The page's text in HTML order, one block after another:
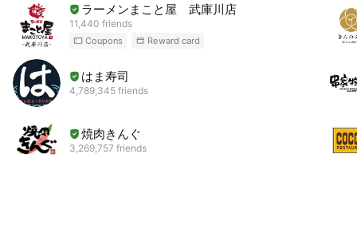
ラーメンまこと屋 武庫川店
11,440 friends
Coupons Reward card
はま寿司
4,789,345 friends
焼肉きんぐ
3,269,757 friends